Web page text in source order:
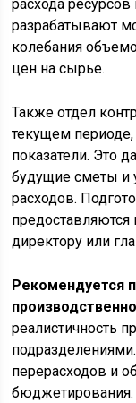
расхода
разрабатывают
колебания
цен на сырье.
Также отдел
текущем
показатели. Это
будущие сметы и
расходов.
директору или
Рекомендуется
реалистичность
перерасходов и
бюджетирования.